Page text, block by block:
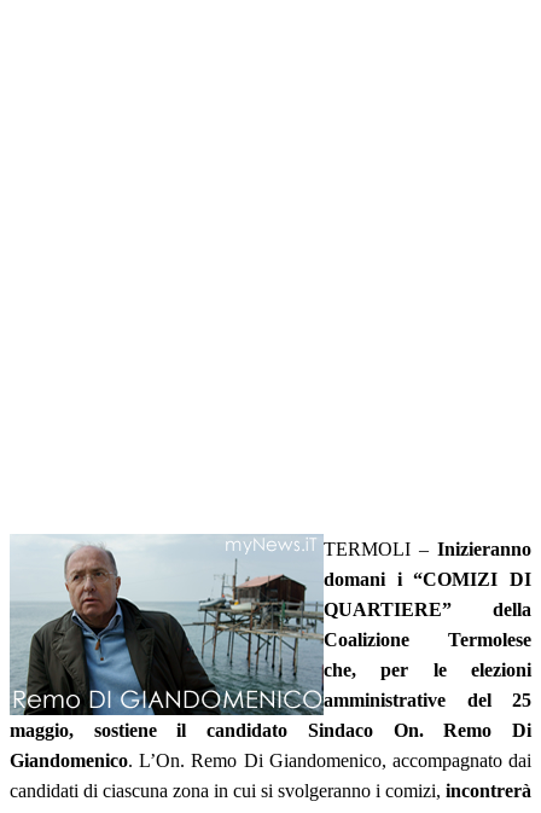
TERMOLI – Inizieranno
domani i “COMIZI DI
QUARTIERE” della
Coalizione Termolese
che, per le elezioni
amministrative del 25
maggio, sostiene il candidato Sindaco On. Remo Di
Giandomenico. L’On. Remo Di Giandomenico, accompagnato dai
candidati di ciascuna zona in cui si svolgeranno i comizi, incontrerà